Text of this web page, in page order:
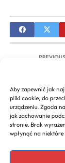
Aby zapewnić jak
pliki cookie, do
urządzeniu. Zgoda
jak zachowanie
stronie. Brak
wpłynąć na
PREVIOUS